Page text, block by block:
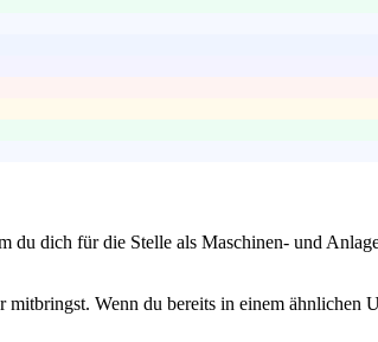
dich für die Stelle als Maschinen- und
Wenn du bereits in einem ähnlichen